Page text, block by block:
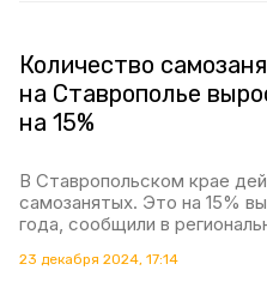
Количество
на Ставрополье
на 15%
В Ставропольском крае
самозанятых. Это на 15%
года, сообщили в
23 декабря 2024, 17:14